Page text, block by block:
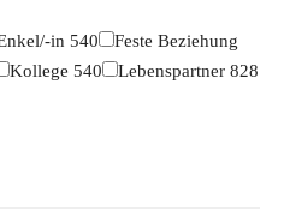
in 540
Feste Beziehung
Kollege 540 Lebenspartner 828